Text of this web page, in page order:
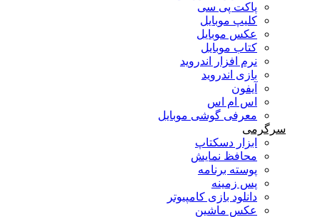
پاکت پی سی
کلیپ موبایل
عکس موبایل
کتاب موبایل
نرم افزار اندروید
بازی اندروید
آیفون
اس ام اس
معرفی گوشی موبایل
سرگرمی
ابزار دسکتاپ
محافظ نمایش
پوسته برنامه
پس زمینه
دانلود بازی کامپیوتر
عکس ماشین